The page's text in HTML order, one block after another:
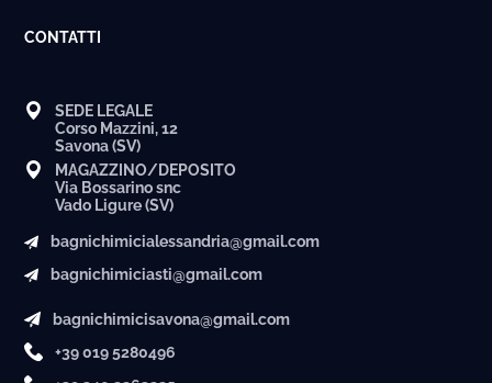
CONTATTI
SEDE LEGALE
Corso Mazzini, 12
Savona (SV)
MAGAZZINO/DEPOSITO
Via Bossarino snc
Vado Ligure (SV)
bagnichimicialessandria@gmail.com
bagnichimiciasti@gmail.com
bagnichimicisavona@gmail.com
+39 019 5280496